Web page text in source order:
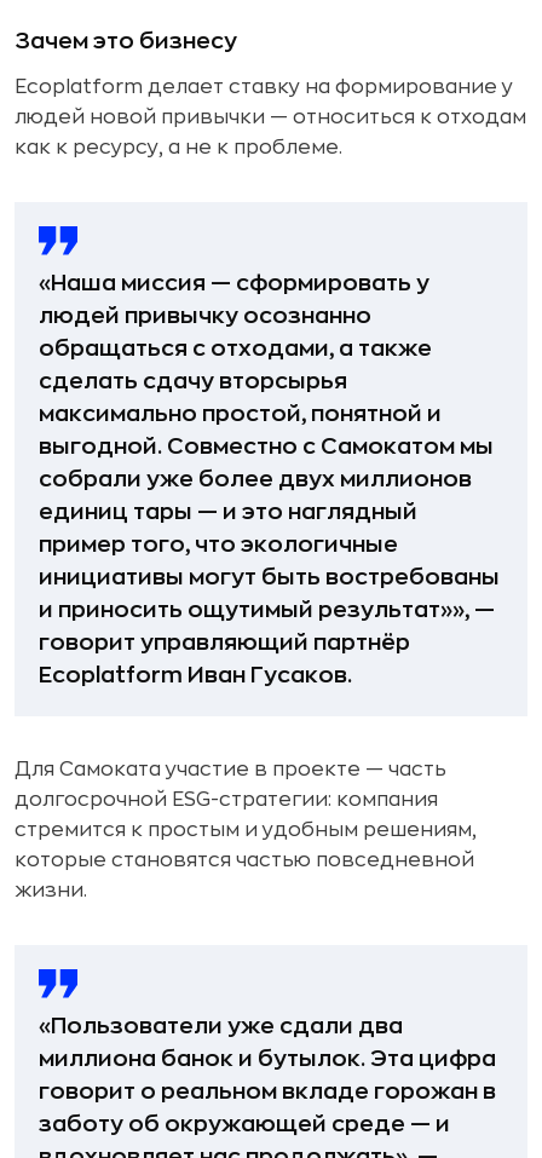
Зачем это бизнесу
Ecoplatform делает ставку на формирование у
людей новой привычки — относиться к отходам
как к ресурсу, а не к проблеме.
«Наша миссия — сформировать у
людей привычку осознанно
обращаться с отходами, а также
сделать сдачу вторсырья
максимально простой, понятной и
выгодной. Совместно с Самокатом мы
собрали уже более двух миллионов
единиц тары — и это наглядный
пример того, что экологичные
инициативы могут быть востребованы
и приносить ощутимый результат»», —
говорит управляющий партнёр
Ecoplatform Иван Гусаков.
Для Самоката участие в проекте — часть
долгосрочной ESG-стратегии: компания
стремится к простым и удобным решениям,
которые становятся частью повседневной
жизни.
«Пользователи уже сдали два
миллиона банок и бутылок. Эта цифра
говорит о реальном вкладе горожан в
заботу об окружающей среде — и